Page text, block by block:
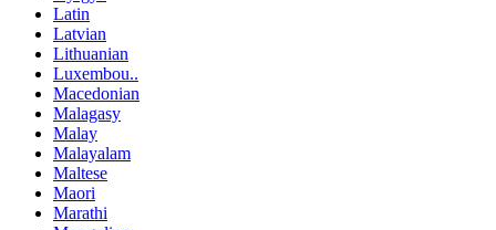
Latin
Latvian
Lithuanian
Luxembou..
Macedonian
Malagasy
Malay
Malayalam
Maltese
Maori
Marathi